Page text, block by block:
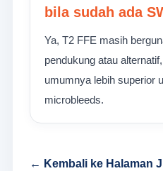
bila sudah ada
Ya, T2 FFE masih
pendukung atau
umumnya lebih superior
microbleeds.
← Kembali ke Halaman